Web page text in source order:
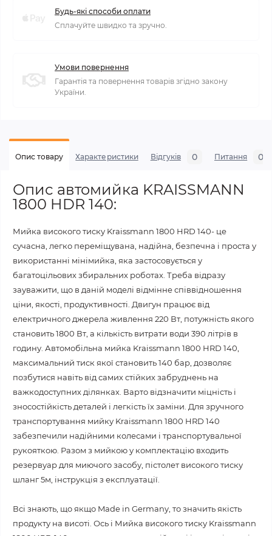
Будь-які способи оплати
Сплачуйте швидко та зручно.
Умови повернення
Гарантія та повернення товарів згідно закону
України.
Опис товару Характеристики Відгуків 0 Питання 0
Опис автомийка KRAISSMANN
1800 HDR 140:
Мийка високого тиску Kraissmann 1800 HRD 140- це
сучасна, легко переміщувана, надійна, безпечна і проста у
використанні мінімийка, яка застосовується у
багатоцільових збиральних роботах. Треба відразу
зауважити, що в даній моделі відмінне співвідношення
ціни, якості, продуктивності. Двигун працює від
електричного джерела живлення 220 Вт, потужність якого
становить 1800 Вт, а кількість витрати води 390 літрів в
годину. Автомобільна мийка Kraissmann 1800 HRD 140,
максимальний тиск якої становить 140 бар, дозволяє
позбутися навіть від самих стійких забруднень на
важкодоступних ділянках. Варто відзначити міцність і
зносостійкість деталей і легкість їх заміни. Для зручного
транспортування мийку Kraissmann 1800 HRD 140
забезпечили надійними колесами і транспортувальної
рукояткою. Разом з мийкою у комплектацію входить
резервуар для миючого засобу, пістолет високого тиску
шланг 5м, інструкція з експлуатації.
Всі знають, що якщо Made in Germany, то значить якість
продукту на висоті. Ось і Мийка високого тиску Kraissmann